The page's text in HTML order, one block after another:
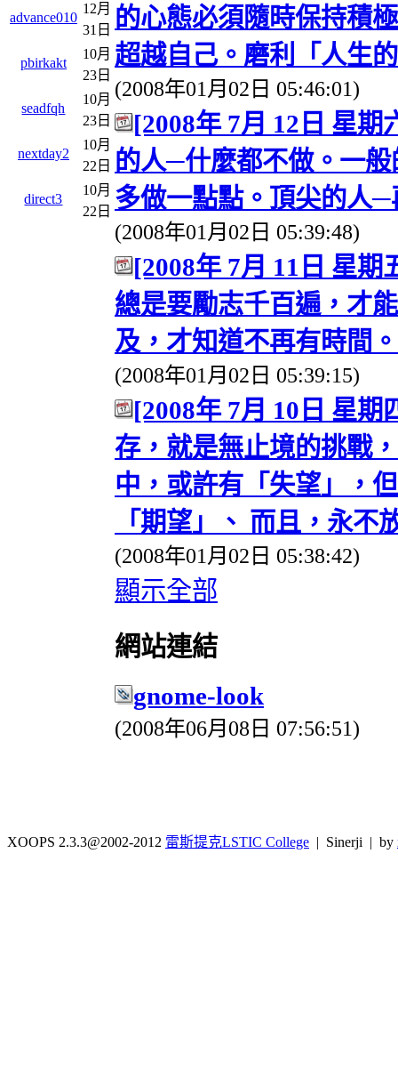
advance010
12月
31日
pbirkakt
10月
23日
seadfqh
10月
23日
nextday2
10月
22日
direct3
10月
22日
的心態必須隨時保持積
超越自己。磨利「人生
(2008年01月02日 05:46:01)
[2008年 7月 12日 星期
的人─什麼都不做。一
多做一點點。頂尖的人─
(2008年01月02日 05:39:48)
[2008年 7月 11日 星期
總是要勵志千百遍，才
及，才知道不再有時間。
(2008年01月02日 05:39:15)
[2008年 7月 10日 星期
存，就是無止境的挑戰
中，或許有「失望」，
「期望」、 而且，永不
(2008年01月02日 05:38:42)
顯示全部
網站連結
gnome-look
(2008年06月08日 07:56:51)
XOOPS 2.3.3@2002-2012 雷斯提克LSTIC College | Sinerji | by